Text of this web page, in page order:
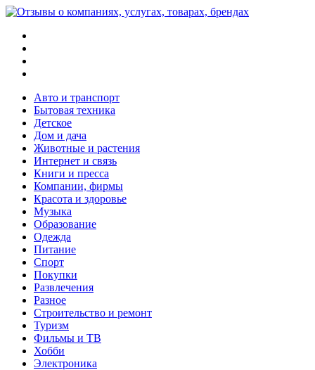
Авто и транспорт
Бытовая техника
Детское
Дом и дача
Животные и растения
Интернет и связь
Книги и пресса
Компании, фирмы
Красота и здоровье
Музыка
Образование
Одежда
Питание
Спорт
Покупки
Развлечения
Разное
Строительство и ремонт
Туризм
Фильмы и ТВ
Хобби
Электроника